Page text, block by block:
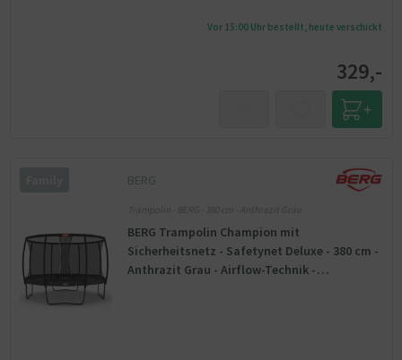
Vor 15:00 Uhr bestellt, heute verschickt
329,-
BERG
Trampolin - BERG - 380 cm - Anthrazit Grau
BERG Trampolin Champion mit
Sicherheitsnetz - Safetynet Deluxe - 380 cm -
Anthrazit Grau - Airflow-Technik -